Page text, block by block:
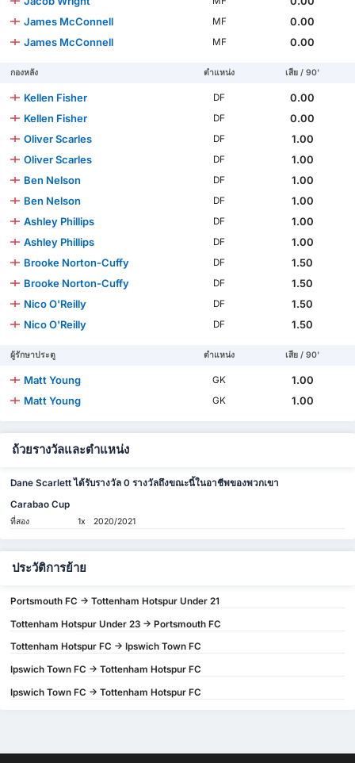
James McConnell
MF
0.00
James McConnell
MF 0.00
กองหลัง ตำแหน่ง เสีย / 90'
Kellen Fisher DF
0.00
Kellen Fisher
DF
0.00
Oliver Scarles
DF
1.00
Oliver Scarles
DF
1.00
Ben Nelson
DF
1.00
Ben Nelson
DF
1.00
Ashley Phillips
DF
1.00
Ashley Phillips
DF
1.00
Brooke Norton-Cuffy
DF
1.50
Brooke Norton-Cuffy
DF
1.50
Nico O'Reilly
DF
1.50
Nico O'Reilly
DF 1.50
ผู้รักษาประตู ตำแหน่ง เสีย / 90'
Matt Young GK
1.00
Matt Young
GK 1.00
ถ้วยรางวัลและตำแหน่ง
Dane Scarlett ได้รับรางวัล 0 รางวัลถึงขณะนี้ในอาชีพของพวกเขา
Carabao Cup
ที่สอง 1x 2020/2021
ประวัติการย้าย
Portsmouth FC -> Tottenham Hotspur Under 21
Tottenham Hotspur Under 23 -> Portsmouth FC
Tottenham Hotspur FC -> Ipswich Town FC
Ipswich Town FC -> Tottenham Hotspur FC
Ipswich Town FC -> Tottenham Hotspur FC